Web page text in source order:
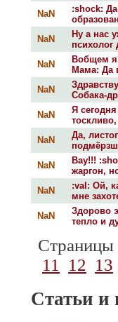
NaN
:shock:
NaN
Ну а нас
психолог
NaN
Вобщем я
Мама: Да
NaN
Собака-
NaN
Я
NaN
Да,
NaN
Вау!!!
жаргон,
NaN
:val: Ой,
мне
NaN
Здорово
тепло и
11
12 13
Статьи и